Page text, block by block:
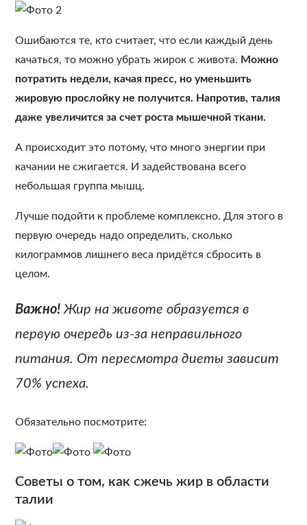
Ошибаются те, кто считает, что если каждый день
качаться, то можно убрать жирок с живота. Можно
потратить недели, качая пресс, но уменьшить
жировую прослойку не получится. Напротив, талия
даже увеличится за счет роста мышечной ткани.
А происходит это потому, что много энергии при
качании не сжигается. И задействована всего
небольшая группа мышц.
Лучше подойти к проблеме комплексно. Для этого в
первую очередь надо определить, сколько
килограммов лишнего веса придётся сбросить в
целом.
Важно! Жир на животе образуется в
первую очередь из-за неправильного
питания. От пересмотра диеты зависит
70% успеха.
Обязательно посмотрите:
Советы о том, как сжечь жир в области
талии